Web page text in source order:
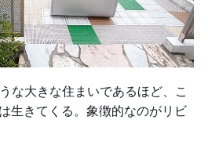
な大きな住まいであるほど、こ
生きてくる。象徴的なのがリビ